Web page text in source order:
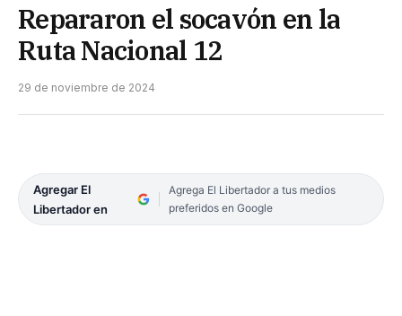
Repararon el socavón en la
Ruta Nacional 12
29 de noviembre de 2024
Agregar El
Libertador en
Agrega El Libertador a tus medios
preferidos en Google